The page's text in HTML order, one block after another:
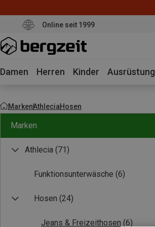
Online seit 1999
Damen Herren Kinder Ausrüstung
MarkenAthleciaHosen
Marken
Athlecia (71)
Funktionsunterwäsche (6)
Hosen (24)
Jeans & Freizeithosen (6)